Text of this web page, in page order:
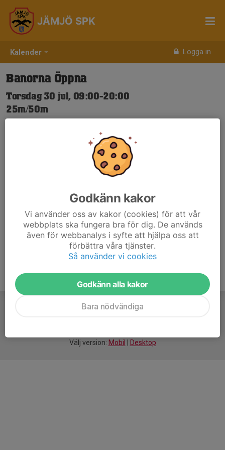
Kalender Logga in
JÄMJÖ SPK
Banorna Öppna
Torsdag 30 jul, 09:00-20:00
25m/50m
Nya Skjuttider-igen.pdf
Välj version: Mobil Desktop
Godkänn kakor
Vi använder oss av kakor (cookies) för att vår
webbplats ska fungera bra för dig. De används
även för webbanalys i syfte att hjälpa oss att
förbättra våra tjänster.
Så använder vi cookies
Godkänn alla kakor
Bara nödvändiga